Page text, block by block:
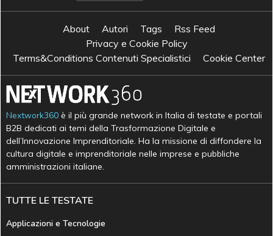
About Autori Tags
Rss Feed
Privacy e Cookie Policy
Terms&Conditions Contenuti Specialistici
Cookie Center
Nextwork360 è il più grande network in Italia di testate e portali
B2B dedicati ai temi della Trasformazione Digitale e
dell’Innovazione Imprenditoriale. Ha la missione di diffondere la
cultura digitale e imprenditoriale nelle imprese e pubbliche
amministrazioni italiane.
TUTTE LE TESTATE
Applicazioni e Tecnologie